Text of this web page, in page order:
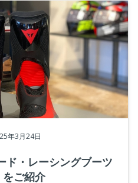
年3月24日
ド・レーシングブーツ
をご紹介